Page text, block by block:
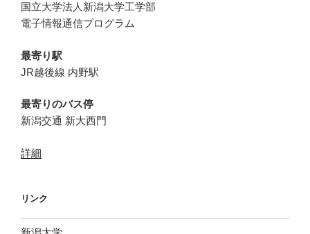
国立大学法人新潟大学工学部
電子情報通信プログラム
最寄り駅
JR越後線 内野駅
最寄りのバス停
新潟交通 新大西門
詳細
リンク